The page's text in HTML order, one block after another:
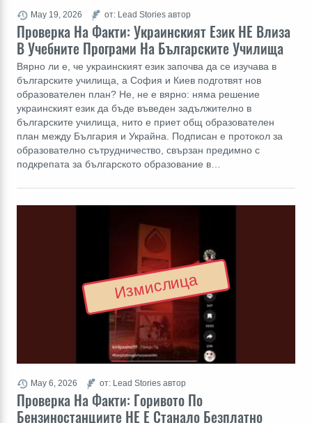
Проверка На Факти: Украинският Език НЕ Влиза
В Учебните Програми На Българските Училища
Вярно ли е, че украинският език започва да се изучава в
българските училища, а София и Киев подготвят нов
образователен план? Не, не е вярно: няма решение
украинският език да бъде въведен задължително в
българските училища, нито е приет общ образователен
план между България и Украйна. Подписан е протокол за
образователно сътрудничество, свързан предимно с
подкрепата за българското образование в…
May 19, 2026 от: Lead Stories автор
Проверка На Факти: Горивото По
Бензиностанциите НЕ Е Станало Безплатно
May 6, 2026 от: Lead Stories автор
Измислица